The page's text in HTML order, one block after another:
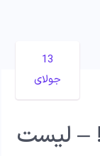
13
جولای
– لیست